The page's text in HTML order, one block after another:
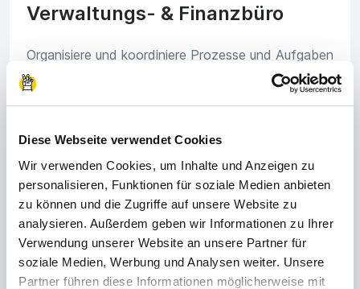
Diese Webseite verwendet Cookies
Wir verwenden Cookies, um Inhalte und Anzeigen zu
personalisieren, Funktionen für soziale Medien anbieten
zu können und die Zugriffe auf unsere Website zu
analysieren. Außerdem geben wir Informationen zu Ihrer
Verwendung unserer Website an unsere Partner für
soziale Medien, Werbung und Analysen weiter. Unsere
Partner führen diese Informationen möglicherweise mit
Verwaltungs- & Finanzbüro
Organisiere und koordiniere Prozesse und Aufgaben
im Unternehmen, sodass alle Abläufe reibungslos
funktionieren.
🔧
Metallverarbeitung
Fräse, bohre oder schweiße an Bauteilen für